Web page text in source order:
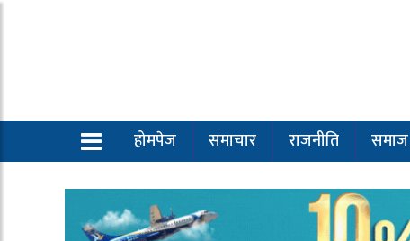
होमपेज समाचार राजनीति समाज